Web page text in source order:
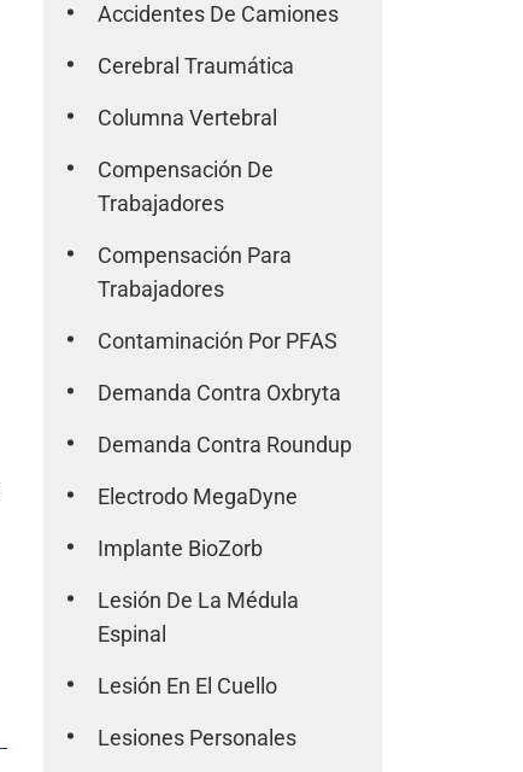
Accidentes De Camiones
Cerebral Traumática
Columna Vertebral
Compensación De
Trabajadores
Compensación Para
Trabajadores
Contaminación Por PFAS
Demanda Contra Oxbryta
Demanda Contra Roundup
Electrodo MegaDyne
Implante BioZorb
Lesión De La Médula
Espinal
Lesión En El Cuello
Lesiones Personales